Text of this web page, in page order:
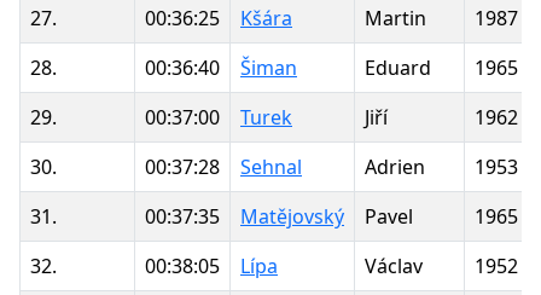
27. 00:36:25 Kšára Martin
1987
28.
00:36:40 Šiman Eduard
1965
29.
00:37:00 Turek Jiří
1962
30.
00:37:28 Sehnal Adrien
1953
31.
00:37:35 Matějovský Pavel
1965
32.
00:38:05 Lípa Václav
1952